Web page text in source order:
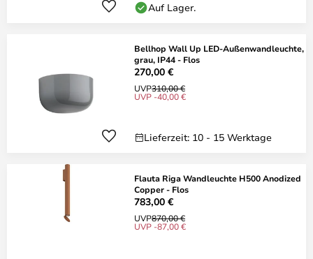
Auf Lager.
Bellhop Wall Up LED-Außenwandleuchte,
grau, IP44 - Flos
270,00 €
UVP310,00 €
UVP -40,00 €
Lieferzeit: 10 - 15 Werktage
Flauta Riga Wandleuchte H500 Anodized
Copper - Flos
783,00 €
UVP870,00 €
UVP -87,00 €